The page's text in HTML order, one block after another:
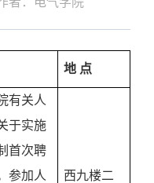
地 点
有关人
于实施
首次聘
参加人
西九楼二